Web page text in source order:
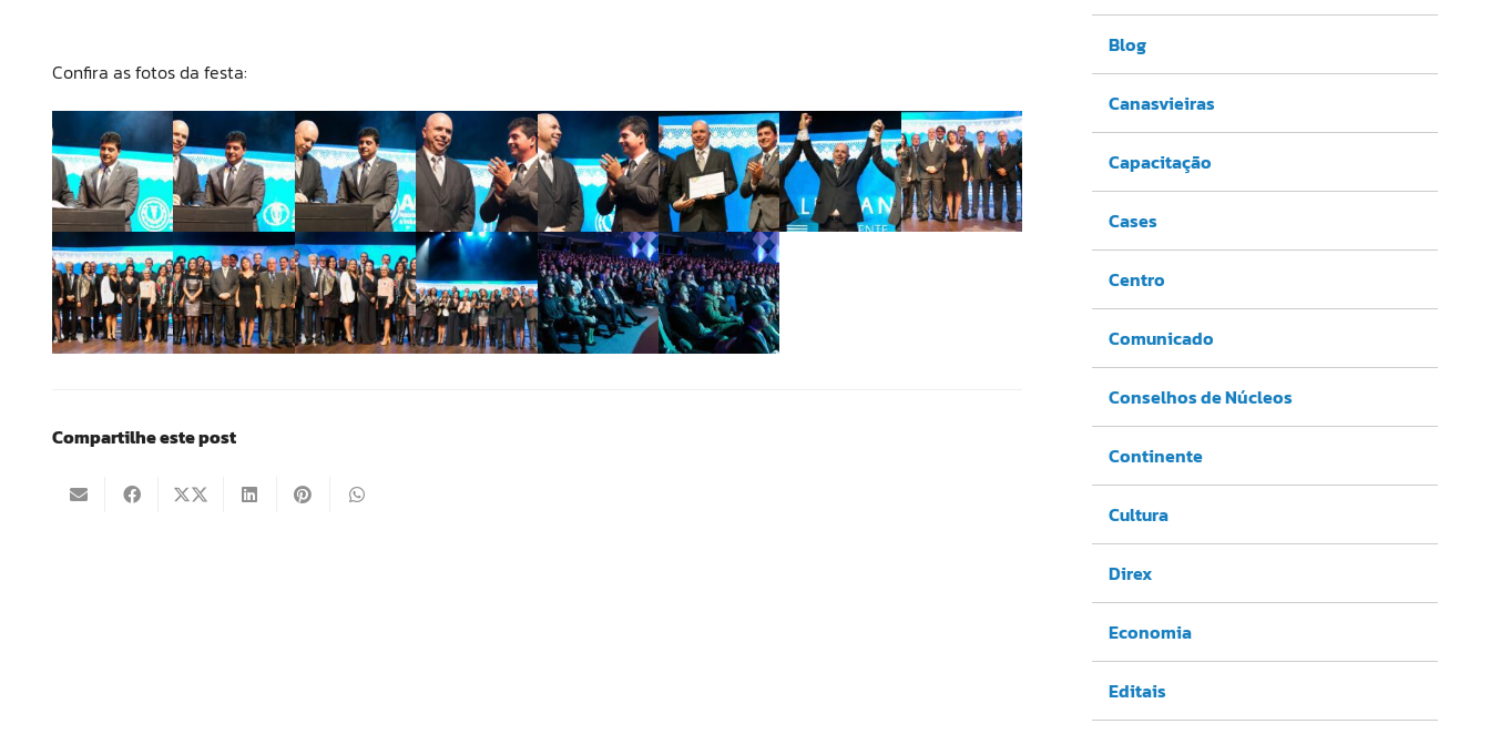
Confira as fotos da festa:
Compartilhe este post
Blog
Canasvieiras
Capacitação
Cases
Centro
Comunicado
Conselhos de Núcleos
Continente
Cultura
Direx
Economia
Editais